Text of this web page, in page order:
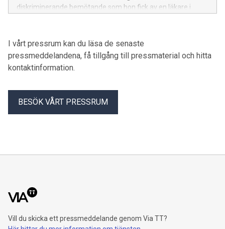
diskriminerande bemötande som hon fick av en läkare i
I vårt pressrum kan du läsa de senaste
pressmeddelandena, få tillgång till pressmaterial och hitta
kontaktinformation.
BESÖK VÅRT PRESSRUM
Vill du skicka ett pressmeddelande genom Via TT?